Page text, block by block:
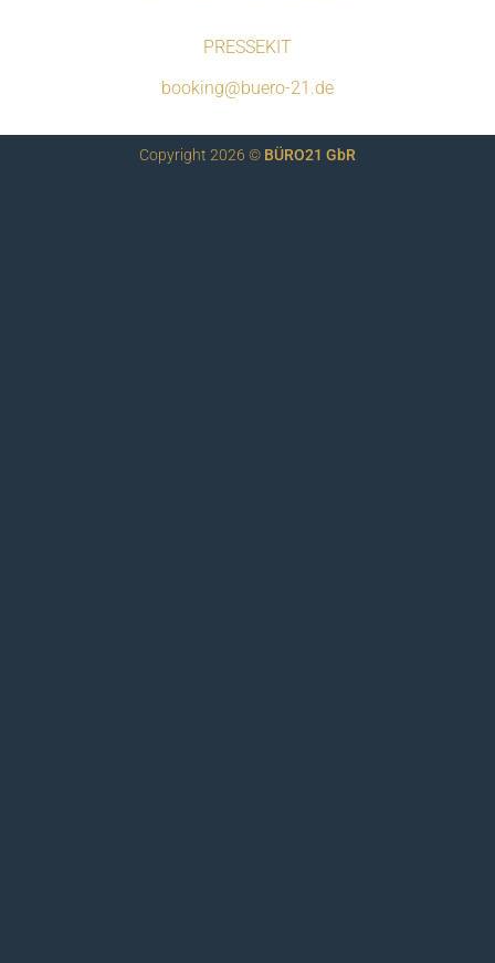
PRESSEKIT
booking@buero-21.de
Copyright 2026 © BÜRO21 GbR